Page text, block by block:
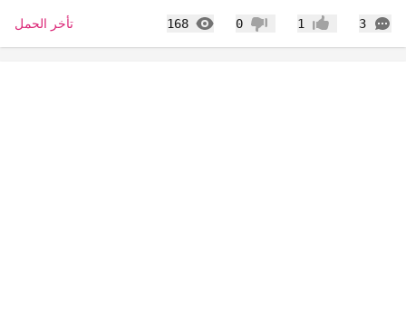
3
التعليقات إعجاب1 عدم إعجاب
0
168
المشاهدات تأخر الحمل